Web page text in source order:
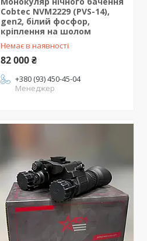
Cobtec NVM2229 (PVS-14),
gen2, білий фосфор,
кріплення на шолом
Немає в наявності
82 000 ₴
+380 (93) 450-45-04
Менеджер